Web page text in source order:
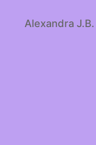
Alexandra J.B.